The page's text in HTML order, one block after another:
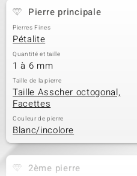
Pierre principale
Pierres Fines
Pétalite
Quantité et taille
1 à 6 mm
Taille de la pierre
Taille Asscher octogonal,
Facettes
Couleur de pierre
Blanc/incolore
2ème pierre